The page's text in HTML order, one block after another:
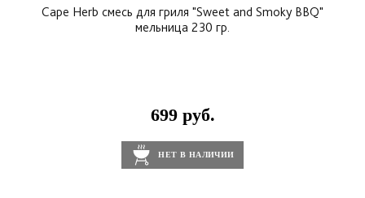
Cape Herb смесь для гриля "Sweet and Smoky BBQ"
мельница 230 гр.
699 руб.
НЕТ В НАЛИЧИИ